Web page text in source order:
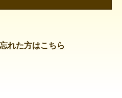
れた方はこちら